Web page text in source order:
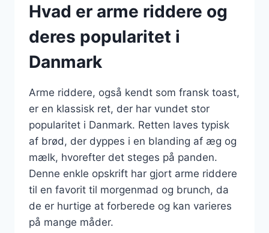
Hvad er arme riddere og
deres popularitet i
Danmark
Arme riddere, også kendt som fransk toast,
er en klassisk ret, der har vundet stor
popularitet i Danmark. Retten laves typisk
af brød, der dyppes i en blanding af æg og
mælk, hvorefter det steges på panden.
Denne enkle opskrift har gjort arme riddere
til en favorit til morgenmad og brunch, da
de er hurtige at forberede og kan varieres
på mange måder.